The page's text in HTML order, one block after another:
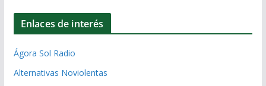
Enlaces de interés
Ágora Sol Radio
Alternativas Noviolentas